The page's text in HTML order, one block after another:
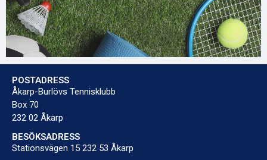
POSTADRESS
Åkarp-Burlövs Tennisklubb
Box 70
232 02 Åkarp
BESÖKSADRESS
Stationsvägen 15 232 53 Åkarp